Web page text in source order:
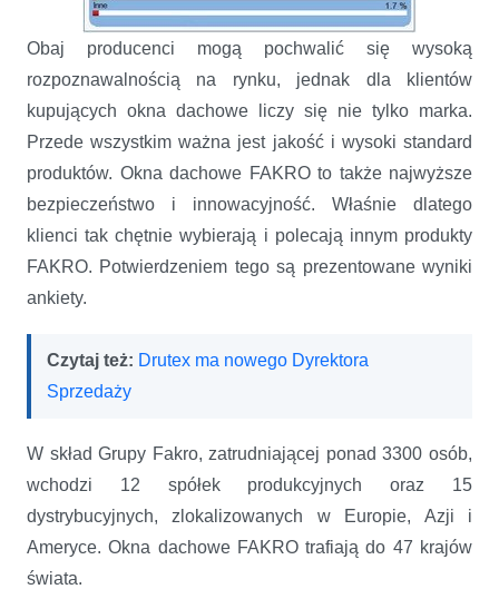
Obaj producenci mogą pochwalić się wysoką
rozpoznawalnością na rynku, jednak dla klientów
kupujących okna dachowe liczy się nie tylko marka.
Przede wszystkim ważna jest jakość i wysoki standard
produktów. Okna dachowe FAKRO to także najwyższe
bezpieczeństwo i innowacyjność. Właśnie dlatego
klienci tak chętnie wybierają i polecają innym produkty
FAKRO. Potwierdzeniem tego są prezentowane wyniki
ankiety.
Czytaj też: Drutex ma nowego Dyrektora
Sprzedaży
W skład Grupy Fakro, zatrudniającej ponad 3300 osób,
wchodzi 12 spółek produkcyjnych oraz 15
dystrybucyjnych, zlokalizowanych w Europie, Azji i
Ameryce. Okna dachowe FAKRO trafiają do 47 krajów
świata.